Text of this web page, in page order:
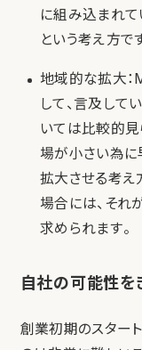
に組み込まれて
という考え方で
地域的な拡大
して、言及して
いては比較的
場が小さい為
拡大させる考え
場合には、それ
求められます。
自社の可能性を
創業初期のスター